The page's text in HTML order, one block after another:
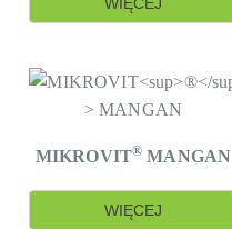
MIKROVIT® MANGAN
WIĘCEJ